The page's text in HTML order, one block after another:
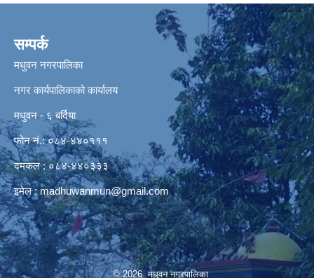
सम्पर्क
मधुवन नगरपालिका
नगर कार्यपालिकाको कार्यालय
मधुवन - ६ बर्दिया
फोन नं.: ०८४-४४०१११
दमकल : ०८४-४४०३३३
इमेल :madhuwanmun@gmail.com
© 2026 मधुवन नगरपालिका